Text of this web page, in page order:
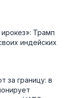
Трамп
индейских
за границу: в